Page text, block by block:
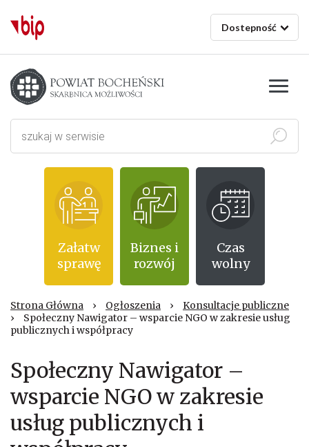
Dostepność
Starostwo powiatowe w Bochni
Szukaj
Załatw
sprawę
Biznes i
rozwój
Czas
wolny
Strona Główna › Ogłoszenia ›
Konsultacje publiczne
›
Społeczny Nawigator – wsparcie NGO w zakresie usług
publicznych i współpracy
Społeczny Nawigator –
wsparcie NGO w zakresie
usług publicznych i